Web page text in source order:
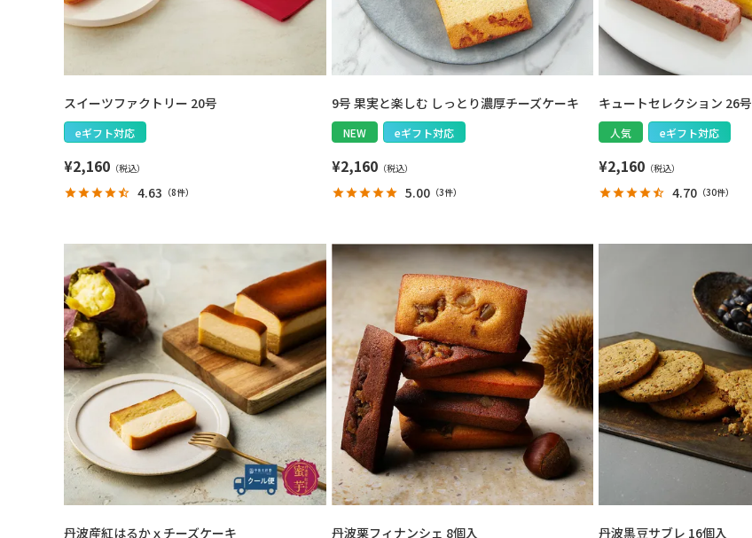
スイーツファクトリー 20号
eギフト対応
¥2,160
4.63 （8件）
9号 果実と楽しむ しっとり濃厚チーズケーキ
NEW eギフト対応
¥2,160
5.00（3件）
キュートセレクション 26号
人気 eギフト対応
¥2,160
4.70 （30件）
丹波産紅はるかｘチーズケーキ
丹波栗フィナンシェ 8個入 丹波黒豆サブレ 16個入